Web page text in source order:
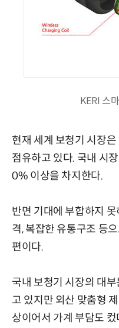
KERI 스
현재 세계 보청기 시장
점유하고 있다. 국내 시
0% 이상을 차지한다.
반면 기대에 부합하지
격, 복잡한 유통구조 등
편이다.
국내 보청기 시장의 대
고 있지만 외산 맞춤형
상이어서 가계 부담도